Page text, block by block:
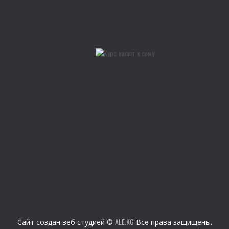
ЛАБОРАТОРИЯ
Сайт создан веб студией © ALE.KG Все права защищены.